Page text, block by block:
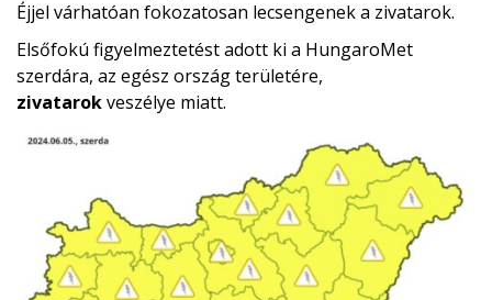
Éjjel várhatóan fokozatosan lecsengenek a zivatarok.
Elsőfokú figyelmeztetést adott ki a HungaroMet
szerdára, az egész ország területére,
zivatarokveszélye miatt.